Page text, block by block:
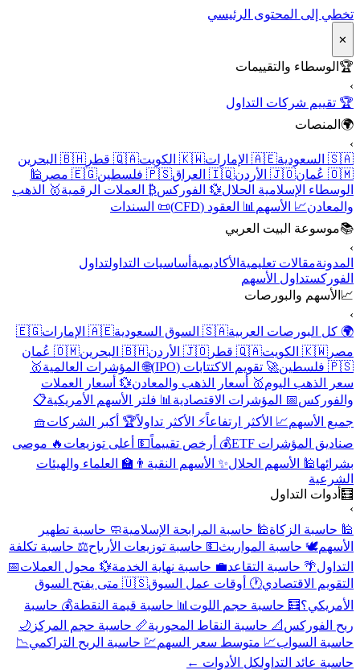
تخطي إلى المحتوى الرئيسي
✕
🏆الوسطاء والتقييمات
🏆 تقييم شركات التداول
🌍المنصات
🇸🇦 السعودية
🇦🇪 الإمارات 🇰🇼 الكويت 🇶🇦 قطر
🇧🇭 البحرين
🇴🇲 عُمان
🇯🇴 الأردن 🇮🇶 العراق 🇵🇸 فلسطين 🇪🇬 مصر
🕌
الوسطاء الإسلامية الحلال 💱 الفوركس ₿ العملات الرقمية🥇 الذهب
والمعادن📈 الأسهم📊 العقود (CFD)
📜 السندات
📚موسوعة البيت العربي
المدونةمقالات تعليميةالأكاديميةأساسيات التداولتداول
الفوركستداول الأسهم
📈الأسهم والبورصات
🌍 كل البورصات العربية🇸🇦 السوق السعودية 🇦🇪 الإمارات
🇪🇬
مصر 🇰🇼 الكويت 🇶🇦 قطر 🇯🇴 الأردن 🇧🇭 البحرين
🇴🇲 عُمان
🇵🇸 فلسطين
🚀 تقويم الاكتتابات (IPO) 🌐 المؤشرات العالمية🥇
سعر الذهب اليوم🥇 أسعار الذهب والمعادن💱 أسعار العملات
والفوركس 📅 المؤشرات الاقتصادية📊 فلتر الأسهم الأمريكية📋
جميع الأسهم📈 الأكثر ارتفاعاً⚡ الأكثر تداولاً🏆 أكبر الشركات🧺
صناديق المؤشرات ETF
💰 أرخص تقييماً💵 أعلى توزيعات🔥 موصى
بشرائها🕌 الأسهم الحلال ✨ الأسهم النقية👨‍🏫 العلماء والهيئات
الشرعية
🧮أدوات التداول
🕌 حاسبة الزكاة🕌 حاسبة المرابحة الإسلامية🧼 حاسبة تطهير
الأسهم🕊️ حاسبة المواريث💵 حاسبة توزيعات الأرباح⚖️ حاسبة تكلفة
التداول 🌴 حاسبة التقاعد💼 حاسبة نهاية الخدمة💱 محول العملات📅
التقويم الاقتصادي🕐 أوقات عمل السوق
🇺🇸 متى يفتح السوق
الأمريكي؟🧮 حاسبة حجم اللوت📊 حاسبة قيمة النقطة💰 حاسبة
ربح الفوركس 📐 حاسبة النقاط المحورية📏 حاسبة حجم المركز 🌙
حاسبة السواب📈 متوسط سعر السهم💹 حاسبة الربح التراكمي 📉
حاسبة عائد التداولكل الأدوات ←